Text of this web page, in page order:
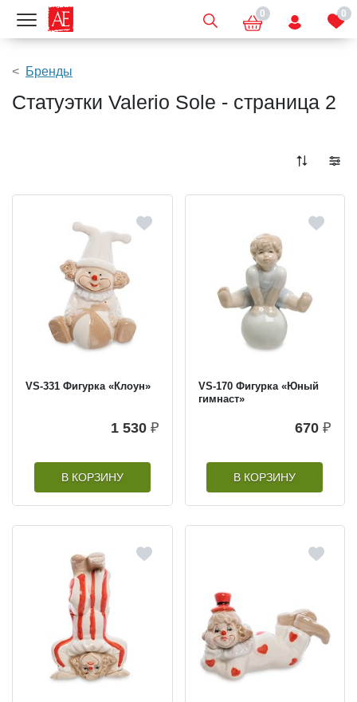
Показать меню 0 0
Бренды
Статуэтки Valerio Sole - страница 2
VS-331 Фигурка «Клоун»
1 530 ₽
В КОРЗИНУ
VS-170 Фигурка «Юный
гимнаст»
670 ₽
В КОРЗИНУ